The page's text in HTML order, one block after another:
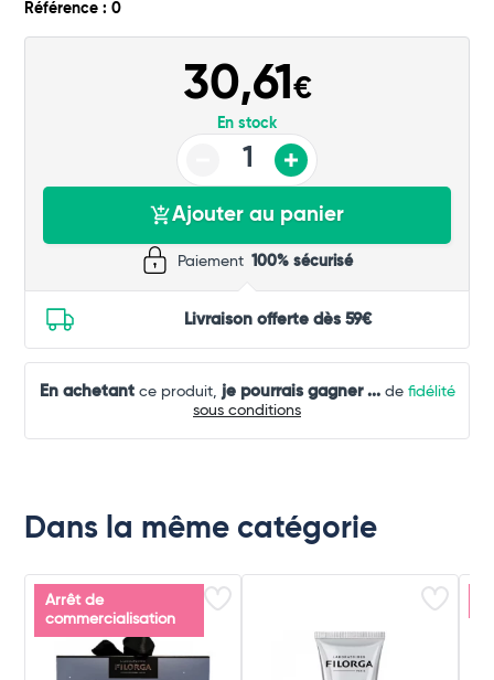
Référence : 0
30,61€
En stock
Ajouter au panier
Paiement 100% sécurisé
Livraison offerte dès 59€
En achetantce produit, je pourrais gagner ...de fidélité
sous conditions
Dans la même catégorie
Arrêt de
commercialisation